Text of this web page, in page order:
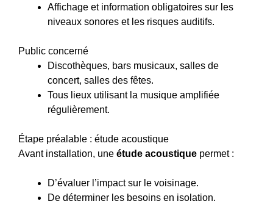
Affichage et information obligatoires sur les
niveaux sonores et les risques auditifs.
Public concerné
Discothèques, bars musicaux, salles de
concert, salles des fêtes.
Tous lieux utilisant la musique amplifiée
régulièrement.
Étape préalable : étude acoustique
Avant installation, une étude acoustique permet :
D’évaluer l’impact sur le voisinage.
De déterminer les besoins en isolation.